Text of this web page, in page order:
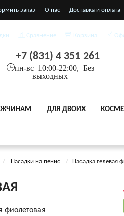
заказ О нас Доставка и оплата
соглашения
Сравнение Корзина
+7 (831) 4 351 261
пн-вс 10:00-22:00, Без
выходных
ДЛЯ ДВОИХ
Насадки на пенис Насадка гелевая